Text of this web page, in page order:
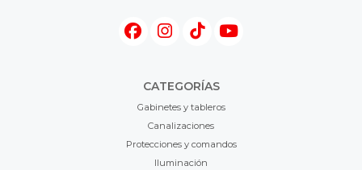
CATEGORÍAS
Gabinetes y tableros
Canalizaciones
Protecciones y comandos
Iluminación